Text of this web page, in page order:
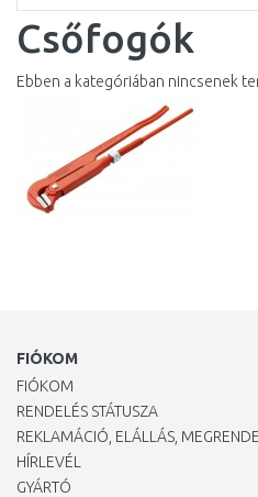
Csőfogók
Ebben a kategóriában nincsenek
FIÓKOM
FIÓKOM
RENDELÉS STÁTUSZA
REKLAMÁCIÓ, ELÁLLÁS,
HÍRLEVÉL
GYÁRTÓ